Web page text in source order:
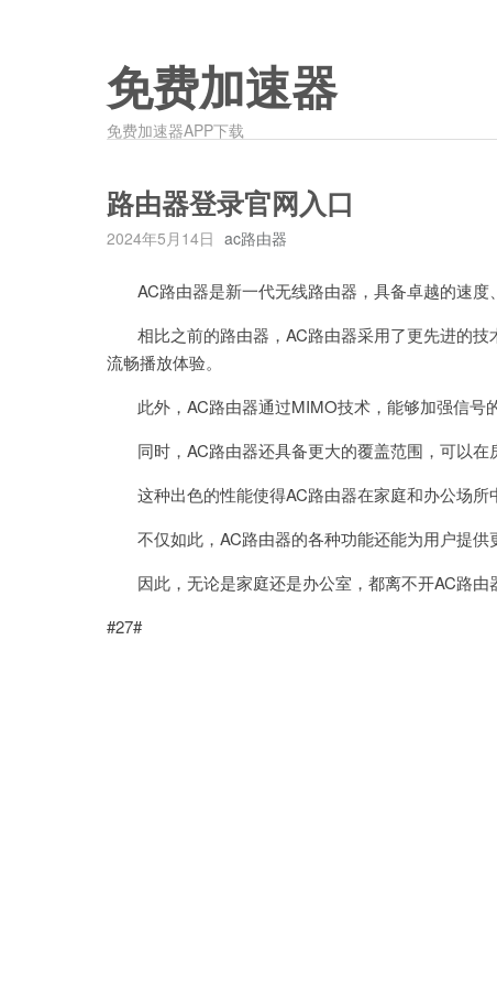
免费加速器
免费加速器APP下载
路由器登录官网入口
2024年5月14日 ac路由器
AC路由器是新一代无线路由器，具备卓越的速度
相比之前的路由器，AC路由器采用了更先进的技
流畅播放体验。
此外，AC路由器通过MIMO技术，能够加强信号
同时，AC路由器还具备更大的覆盖范围，可以在
这种出色的性能使得AC路由器在家庭和办公场所
不仅如此，AC路由器的各种功能还能为用户提供
因此，无论是家庭还是办公室，都离不开AC路由
#27#